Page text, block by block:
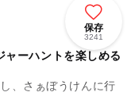
保存
3241
ーハントを楽しめる
、さぁぼうけんに行